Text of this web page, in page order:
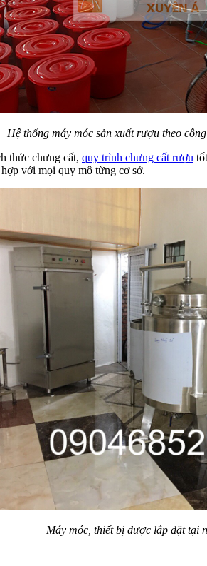
Hệ thống máy móc sản xuất rượu theo
thức chưng cất, quy trình chưng cất rượu
với mọi quy mô từng cơ sở.
Máy móc, thiết bị được lắp đặt tại